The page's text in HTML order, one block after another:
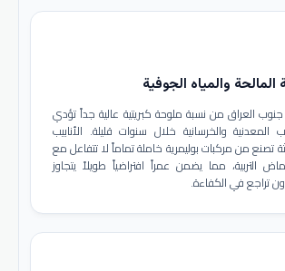
المالحة والمياه الجوفية
جنوب العراق من نسبة ملوحة كبريتية عالية جداً تؤدي
المعدنية والخرسانية خلال سنوات قليلة. الأنابيب
تصنع من مركبات بوليمرية خاملة تماماً لا تتفاعل مع
التربية، مما يضمن عمراً افتراضياً طويلاً يتجاوز
تراجع في الكفاءة.